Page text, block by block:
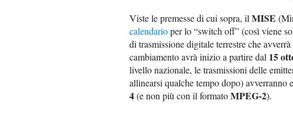
Viste le premesse di cui sopra, il MISE
calendarioper lo “switch off” (così viene
di trasmissione digitale terrestre che
cambiamento avrà inizio a partire dal 15
livello nazionale, le trasmissioni delle
allinearsi qualche tempo dopo)
4(e non più con il formatoMPEG-2).